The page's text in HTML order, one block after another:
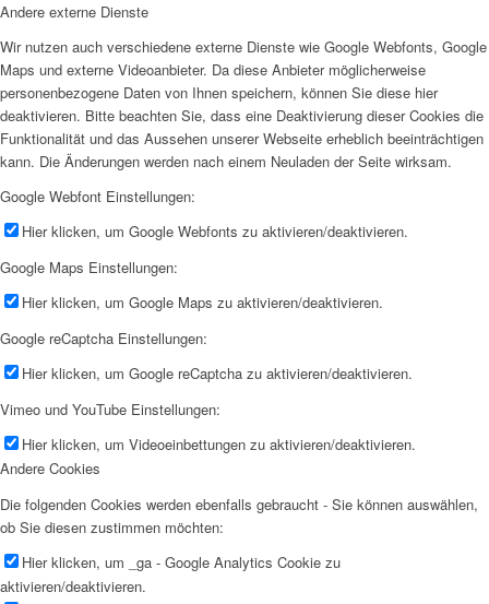
Andere externe Dienste
Wir nutzen auch verschiedene externe Dienste wie Google Webfonts, Google
Maps und externe Videoanbieter. Da diese Anbieter möglicherweise
personenbezogene Daten von Ihnen speichern, können Sie diese hier
deaktivieren. Bitte beachten Sie, dass eine Deaktivierung dieser Cookies die
Funktionalität und das Aussehen unserer Webseite erheblich beeinträchtigen
kann. Die Änderungen werden nach einem Neuladen der Seite wirksam.
Google Webfont Einstellungen:
Hier klicken, um Google Webfonts zu aktivieren/deaktivieren.
Google Maps Einstellungen:
Hier klicken, um Google Maps zu aktivieren/deaktivieren.
Google reCaptcha Einstellungen:
Hier klicken, um Google reCaptcha zu aktivieren/deaktivieren.
Vimeo und YouTube Einstellungen:
Hier klicken, um Videoeinbettungen zu aktivieren/deaktivieren.
Andere Cookies
Die folgenden Cookies werden ebenfalls gebraucht - Sie können auswählen,
ob Sie diesen zustimmen möchten:
Hier klicken, um _ga - Google Analytics Cookie zu
aktivieren/deaktivieren.